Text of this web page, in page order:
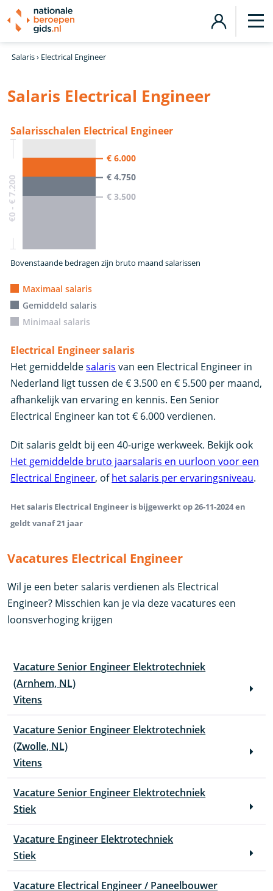
Salaris› Electrical Engineer
Salaris Electrical Engineer
Salarisschalen Electrical Engineer
€0 - € 7.200
€ 6.000
€ 4.750
€ 3.500
Bovenstaande bedragen zijn bruto maand salarissen
Maximaal salaris
Gemiddeld salaris
Minimaal salaris
Electrical Engineer salaris
Het gemiddeldesalaris van een Electrical Engineer in
Nederland ligt tussen de € 3.500 en € 5.500 per maand,
afhankelijk van ervaring en kennis. Een Senior
Electrical Engineer kan tot € 6.000 verdienen.
Dit salaris geldt bij een 40-urige werkweek. Bekijk ook
Het gemiddelde bruto jaarsalaris en uurloon voor een
Electrical Engineer, ofhet salaris per ervaringsniveau.
Het salaris Electrical Engineer is bijgewerkt op 26-11-2024 en
geldt vanaf 21 jaar
Vacatures Electrical Engineer
Wil je een beter salaris verdienen als Electrical
Engineer? Misschien kan je via deze vacatures een
loonsverhoging krijgen
Vacature Senior Engineer Elektrotechniek
(Arnhem, NL)
Vitens
Vacature Senior Engineer Elektrotechniek
(Zwolle, NL)
Vitens
Vacature Senior Engineer Elektrotechniek
Stiek
Vacature Engineer Elektrotechniek
Stiek
Vacature Electrical Engineer / Paneelbouwer